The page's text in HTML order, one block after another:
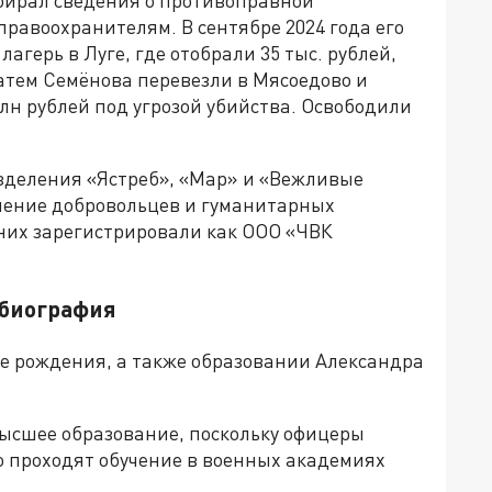
В сентябре 2024 года его
в Луге, где отобрали 35 тыс. рублей,
Семёнова перевезли в Мясоедово и
рублей под угрозой убийства. Освободили
«Ястреб», «Мар» и «Вежливые
добровольцев и гуманитарных
зарегистрировали как ООО «ЧВК
рождения, а также образовании Александра
образование, поскольку офицеры
обучение в военных академиях